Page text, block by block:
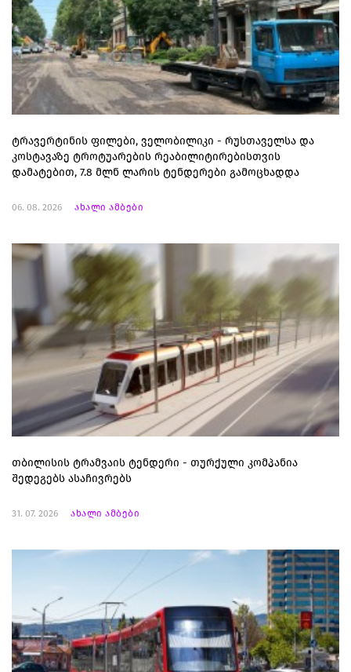
ტრავერტინის ფილები, ველობილიკი - რუსთაველსა და
კოსტავაზე ტროტუარების რეაბილიტირებისთვის
დამატებით, 7.8 მლნ ლარის ტენდერები გამოცხადდა
06. 08. 2026 ახალი ამბები
თბილისის ტრამვაის ტენდერი - თურქული კომპანია
შედეგებს ასაჩივრებს
31. 07. 2026 ახალი ამბები